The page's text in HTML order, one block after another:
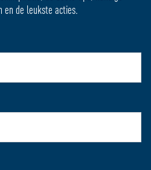
en de leukste acties.